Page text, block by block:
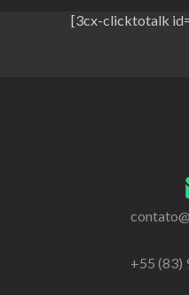
[3cx-clicktotalk
+55 (83)